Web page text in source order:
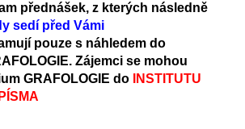
přednášek, z kterých následně
sedí před Vámi
pouze s náhledem do
Zájemci se mohou
GRAFOLOGIE do
INSTITUTU